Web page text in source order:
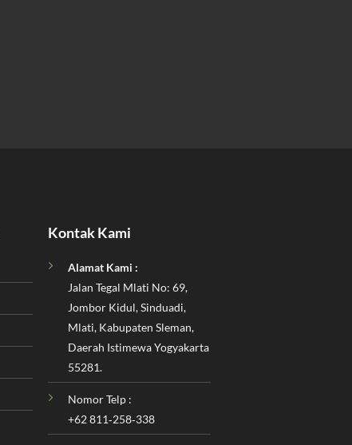
Kontak Kami
Alamat Kami :
Jalan Tegal Mlati No: 69,
Jombor Kidul, Sinduadi,
Mlati, Kabupaten Sleman,
Daerah Istimewa Yogyakarta
55281.
Nomor Telp :
‪+62 811‑258‑338‬